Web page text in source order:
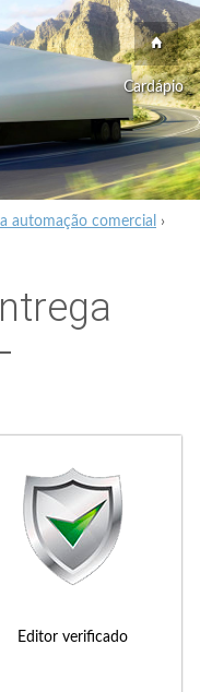
Cardápio
automação comercial
›
Editor verificado